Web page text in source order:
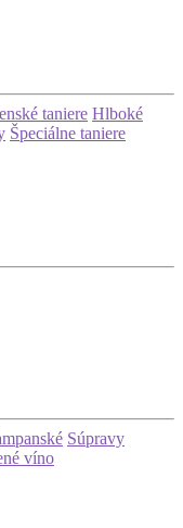
taniere Hlboké
Špeciálne taniere
Súpravy
víno